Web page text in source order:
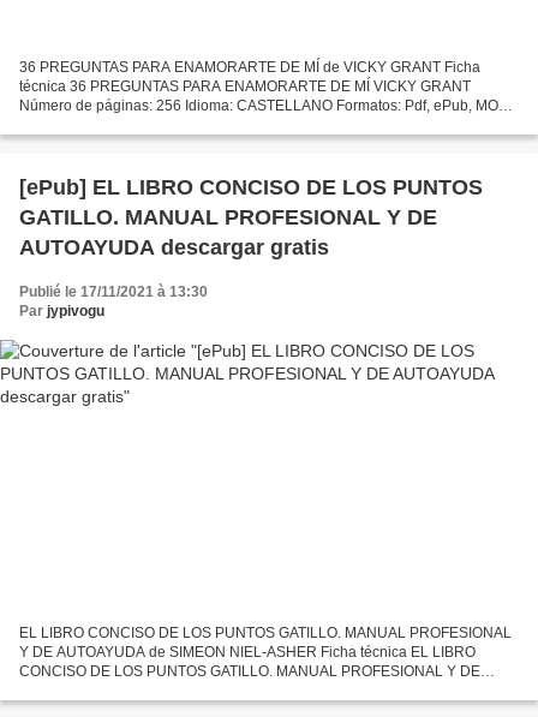
36 PREGUNTAS PARA ENAMORARTE DE MÍ de VICKY GRANT Ficha
técnica 36 PREGUNTAS PARA ENAMORARTE DE MÍ VICKY GRANT
Número de páginas: 256 Idioma: CASTELLANO Formatos: Pdf, ePub, MOBI,
Descargar...
[ePub] EL LIBRO CONCISO DE LOS PUNTOS
GATILLO. MANUAL PROFESIONAL Y DE
AUTOAYUDA descargar gratis
Publié le 17/11/2021 à 13:30
Par jypivogu
EL LIBRO CONCISO DE LOS PUNTOS GATILLO. MANUAL PROFESIONAL
Y DE AUTOAYUDA de SIMEON NIEL-ASHER Ficha técnica EL LIBRO
CONCISO DE LOS PUNTOS GATILLO. MANUAL PROFESIONAL Y DE
CASTELLANO Formatos:...